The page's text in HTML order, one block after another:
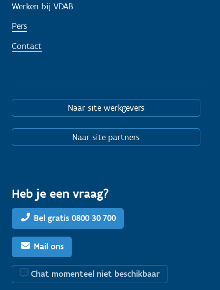
Werken bij VDAB
Pers
Contact
Naar site werkgevers
Naar site partners
Heb je een vraag?
Bel gratis 0800 30 700
Mail ons
Chat momenteel niet beschikbaar